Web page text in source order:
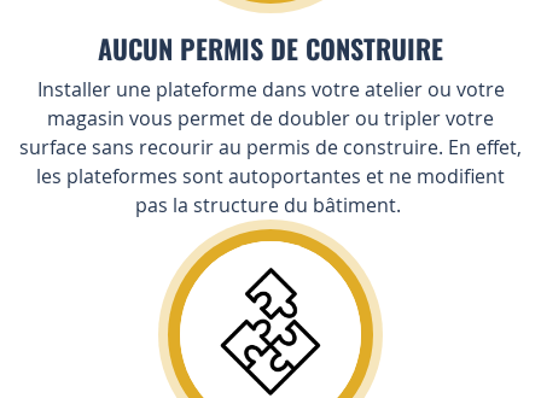
AUCUN PERMIS DE CONSTRUIRE
Installer une plateforme dans votre atelier ou votre
magasin vous permet de doubler ou tripler votre
surface sans recourir au permis de construire. En effet,
les plateformes sont autoportantes et ne modifient
pas la structure du bâtiment.